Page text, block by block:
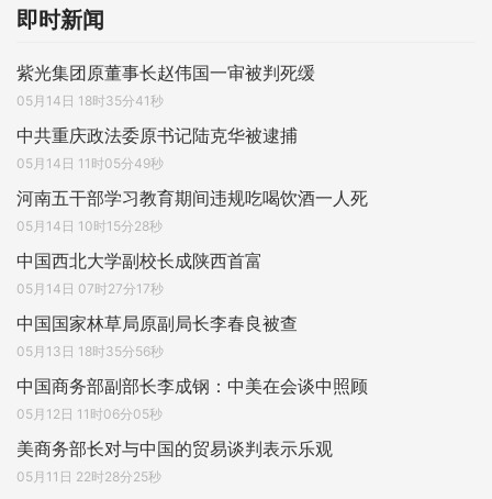
即时新闻
紫光集团原董事长赵伟国一审被判死缓
05月14日 18时35分41秒
中共重庆政法委原书记陆克华被逮捕
05月14日 11时05分49秒
河南五干部学习教育期间违规吃喝饮酒一人死
05月14日 10时15分28秒
中国西北大学副校长成陕西首富
05月14日 07时27分17秒
中国国家林草局原副局长李春良被查
05月13日 18时35分56秒
中国商务部副部长李成钢：中美在会谈中照顾
05月12日 11时06分05秒
美商务部长对与中国的贸易谈判表示乐观
05月11日 22时28分25秒